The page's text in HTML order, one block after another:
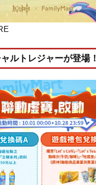
ルトレジャーが登場！